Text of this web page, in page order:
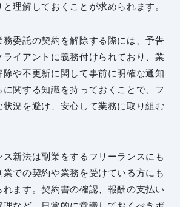
理解しておくことが求められます。
委託の契約を解除する際には、予告
イアントに義務付けられており、業
や不更新に関して事前に明確な通知
関する知識を持っておくことで、フ
状況を避け、安心して業務に取り組む
ス新法は副業をするフリーランスにも
での契約や業務を受けている方にも
ます。契約書の確認、報酬の支払い